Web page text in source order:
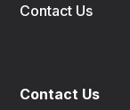
Contact Us
Contact Us